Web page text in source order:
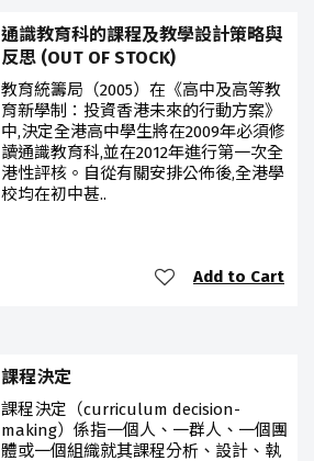
通識教育科的課程及教學設計策略與
反思 (OUT OF STOCK)
教育統籌局（2005）在《高中及高等教
育新學制：投資香港未來的行動方案》
中,決定全港高中學生將在2009年必須修
讀通識教育科,並在2012年進行第一次全
港性評核。自從有關安排公佈後,全港學
校均在初中甚..
Add to Cart
課程決定
課程決定（curriculum decision-
making）係指一個人、一群人、一個團
體或一個組織就其課程分析、設計、執